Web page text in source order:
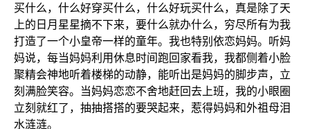
买什么，什么好穿买什么，什么好玩买什么，真是除了天
上的日月星星摘不下来，要什么就办什么，穷尽所有为我
打造了一个小皇帝一样的童年。我也特别依恋妈妈。听妈
妈说，每当妈妈利用休息时间跑回家看我，我都侧着小脸
聚精会神地听着楼梯的动静，能听出是妈妈的脚步声，立
刻满脸笑容。当妈妈恋恋不舍地赶回去上班，我的小眼圈
立刻就红了，抽抽搭搭的要哭起来，惹得妈妈和外祖母泪
水涟涟。